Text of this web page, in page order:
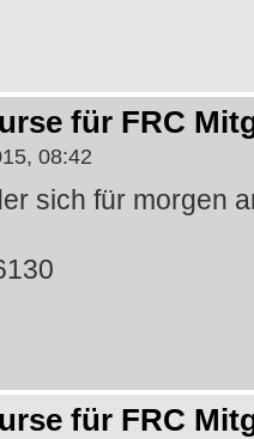
für FRC
08:42
sich für morgen
für FRC